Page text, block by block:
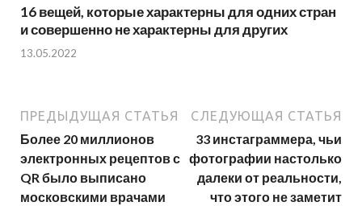
16 вещей, которые характерны для одних стран
и совершенно не характерны для других
13.05.2022
ПРЕДЫДУЩАЯ СТАТЬЯ
Более 20 миллионов
электронных рецептов с
QR было выписано
московскими врачами
СЛЕДУЮЩАЯ СТАТЬЯ
33 инстаграммера, чьи
фотографии настолько
далеки от реальности,
что этого не заметит